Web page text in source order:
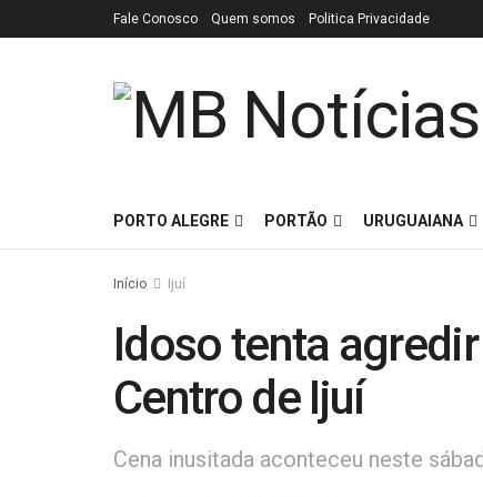
Fale Conosco Quem somos Politica Privacidade
PORTO ALEGRE PORTÃO URUGUAIANA
Início Ijuí
Idoso tenta
Centro de Ijuí
Cena inusitada aconteceu neste